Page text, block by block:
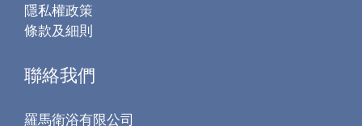
隱私權政策
條款及細則
聯絡我們
羅馬衛浴有限公司